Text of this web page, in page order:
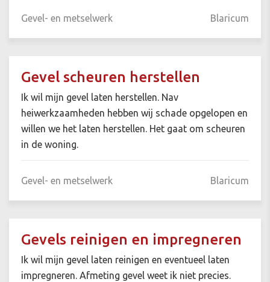
Gevel- en metselwerk Blaricum
Gevel scheuren herstellen
Ik wil mijn gevel laten herstellen. Nav
heiwerkzaamheden hebben wij schade opgelopen en
willen we het laten herstellen. Het gaat om scheuren
in de woning.
Gevel- en metselwerk Blaricum
Gevels reinigen en impregneren
Ik wil mijn gevel laten reinigen en eventueel laten
impregneren. Afmeting gevel weet ik niet precies.